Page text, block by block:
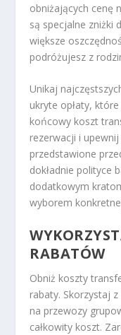
obniżających cenę
są specjalne zniżki
większe
podróżujesz z
Unikaj
ukryte opłaty,
końcowy koszt
rezerwacji i
przedstawione
dokładnie polityce
dodatkowym
wyborem
RABATÓW
Obniż koszty
rabaty. Skorzystaj
na przewozy
całkowity koszt.